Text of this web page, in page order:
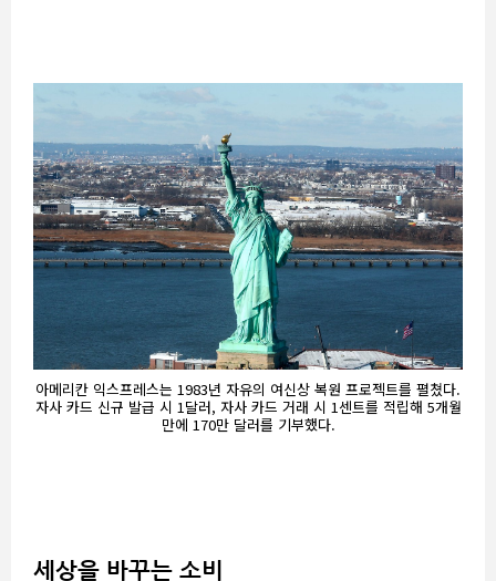
아메리칸 익스프레스는 1983년 자유의 여신상 복원 프로젝트를 펼쳤다.
자사 카드 신규 발급 시 1달러, 자사 카드 거래 시 1센트를 적립해 5개월
만에 170만 달러를 기부했다.
세상을 바꾸는 소비